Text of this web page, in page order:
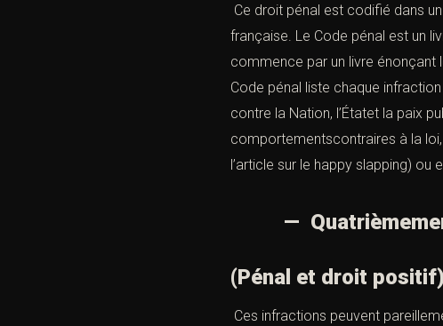
Ce droit pénal est codifié dans
française. Le Code pénal est un
commence par un livre énonçant
Code pénal liste chaque
contre la Nation, l’Étatet la paix
comportementscontraires à la
l’article sur le happy slapping)
—
(Pénal et droit positif)
Ces infractions peuvent